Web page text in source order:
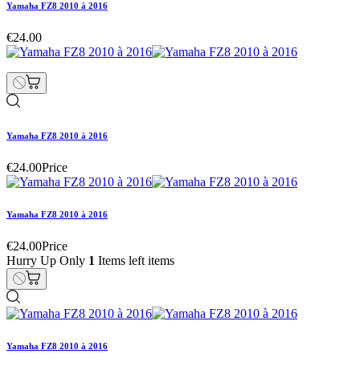
Yamaha FZ8 2010 à 2016
€24.00
Yamaha FZ8 2010 à 2016
€24.00Price
Yamaha FZ8 2010 à 2016
€24.00Price
Hurry Up Only 1 Items left items
Yamaha FZ8 2010 à 2016